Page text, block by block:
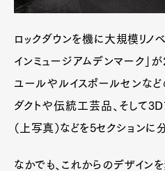
ロックダウンを機に大規模リノ
インミュージアムデンマーク」
ユールやルイスポールセンな
ダクトや伝統工芸品、そして
（上写真）などを5セクションに
なかでも、これからのデザイ